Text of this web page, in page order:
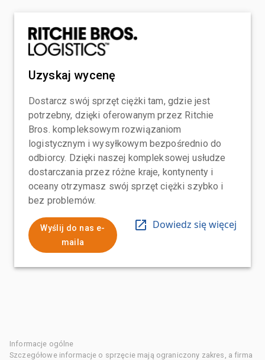
Uzyskaj wycenę
Dostarcz swój sprzęt ciężki tam, gdzie jest
potrzebny, dzięki oferowanym przez Ritchie
Bros. kompleksowym rozwiązaniom
logistycznym i wysyłkowym bezpośrednio do
odbiorcy. Dzięki naszej kompleksowej usłudze
dostarczania przez różne kraje, kontynenty i
oceany otrzymasz swój sprzęt ciężki szybko i
bez problemów.
Wyślij do nas e-
maila
Dowiedz się więcej
Informacje ogólne
Szczegółowe informacje o sprzęcie mają ograniczony zakres, a firma